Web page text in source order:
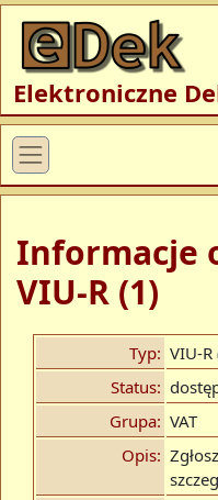
Elektroniczne
Informacje
VIU-R (1)
Typ: VIU-R
Status:
Grupa: VAT
Opis: